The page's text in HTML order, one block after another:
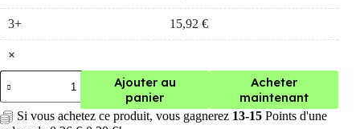
3+ 15,92 €
×
quantité
de
lampe
torche
Ajouter au
panier
Acheter
maintenant
Si vous achetez ce produit, vous gagnerez 13-15 Points d'une